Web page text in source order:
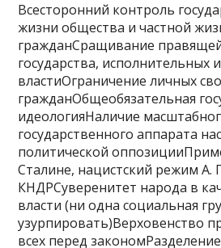
Всесторонний контроль
жизни общества и частной
гражданСращивание
государства, исполнительных
властиОграничение личных
гражданОбщеобязательная
идеологияНаличие
государственного аппарата
политической
Сталине, нацистский режим А.
КНДРСуверенитет народа в
власти (ни одна социальная
узурпировать)Верховенство
всех перед